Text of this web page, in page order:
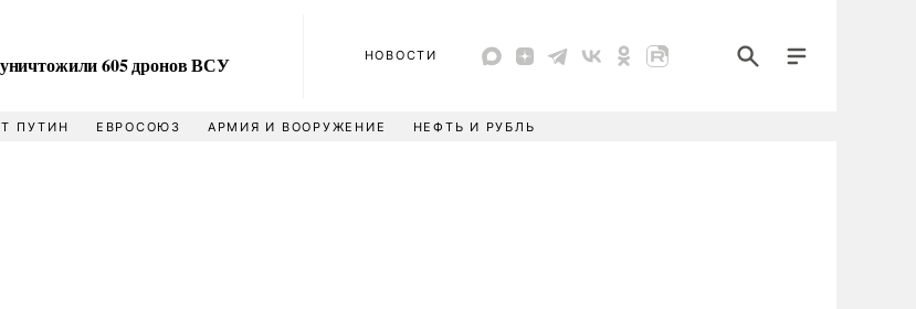
уничтожили 605 дронов ВСУ НОВОСТИ
ПУТИН ЕВРОСОЮЗ АРМИЯ И ВООРУЖЕНИЕ НЕФТЬ И РУБЛЬ